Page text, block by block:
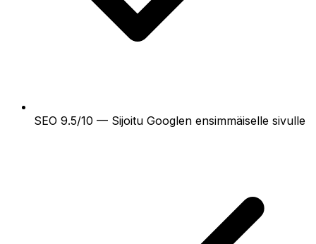
SEO 9.5/10 — Sijoitu Googlen ensimmäiselle sivulle